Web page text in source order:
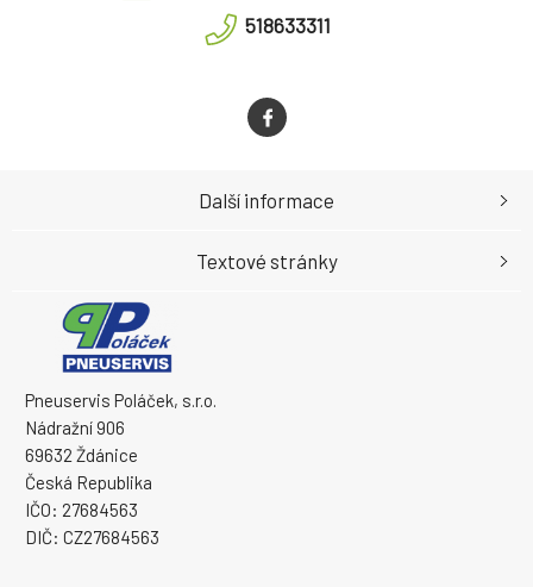
518633311
Pneuservis Poláček, s.r.o.
Nádražní 906
69632 Ždánice
Česká Republika
IČO: 27684563
DIČ: CZ27684563
Další informace
Textové stránky